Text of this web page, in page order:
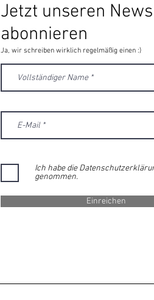
Jetzt unseren
abonnieren
Ja, wir schreiben wirklich regelmäßig einen :)
Ich habe die
genommen.
Einreichen